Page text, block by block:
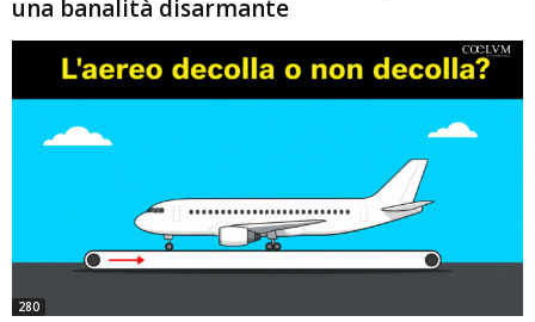
una banalità disarmante
280